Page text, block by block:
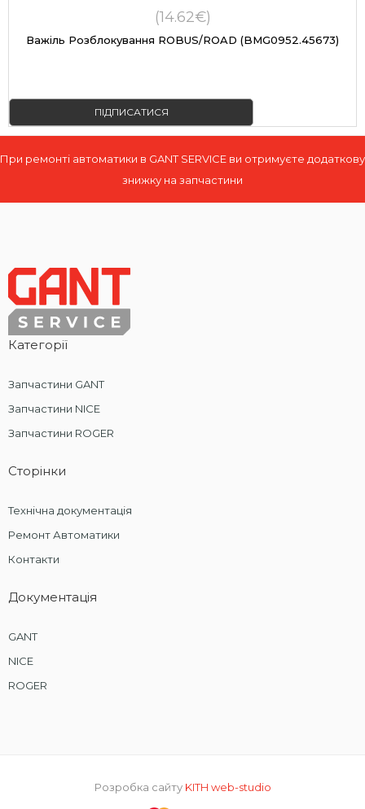
(14.62€)
Важіль Розблокування ROBUS/ROAD (BMG0952.45673)
ПІДПИСАТИСЯ
При ремонті автоматики в GANT SERVICE ви отримуєте додаткову
знижку на запчастини
Категорії
Запчастини GANT
Запчастини NICE
Запчастини ROGER
Сторінки
Технічна документація
Ремонт Автоматики
Контакти
Документація
GANT
NICE
ROGER
Розробка сайту KITH web-studio